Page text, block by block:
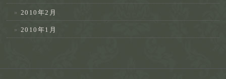
2010年2月
2010年1月